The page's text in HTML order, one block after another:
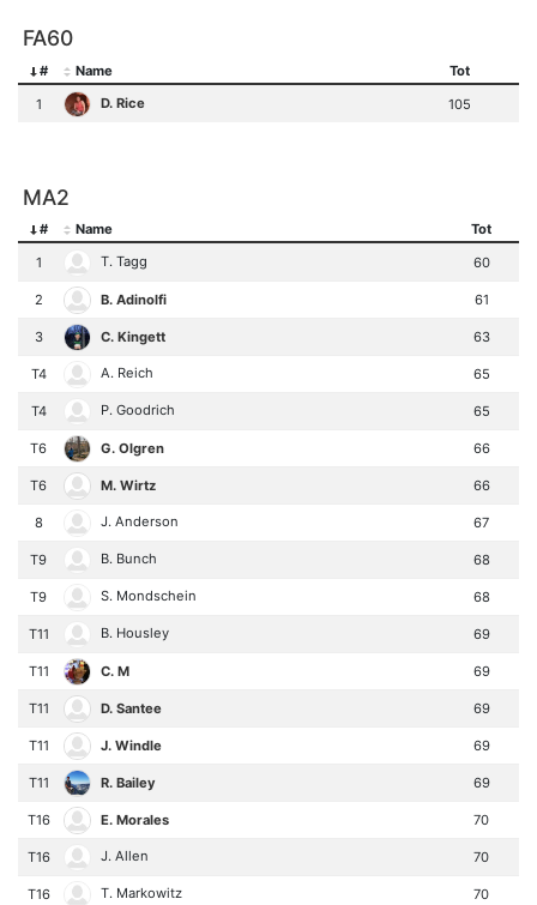
FA60
# Name
Tot
1
D. Rice 105
MA2
# Name
Tot
1
T. Tagg 60
2 B. Adinolfi 61
3 C. Kingett 63
T4 A. Reich 65
T4 P. Goodrich 65
T6 G. Olgren 66
T6 M. Wirtz 66
8 J. Anderson 67
T9 B. Bunch 68
T9 S. Mondschein 68
T11 B. Housley 69
T11 C. M 69
T11 D. Santee 69
T11 J. Windle 69
T11 R. Bailey 69
T16 E. Morales 70
T16 J. Allen 70
T16 T. Markowitz 70